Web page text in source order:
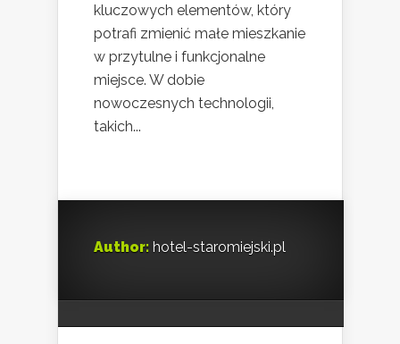
kluczowych elementów, który
potrafi zmienić małe mieszkanie
w przytulne i funkcjonalne
miejsce. W dobie
nowoczesnych technologii,
takich...
Author: hotel-staromiejski.pl